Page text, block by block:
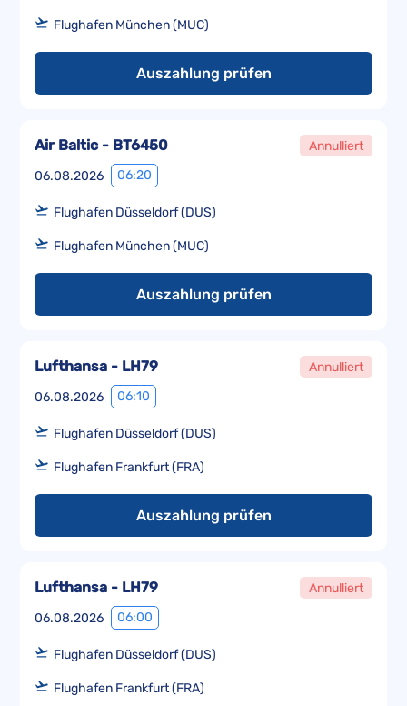
Flughafen München (MUC)
Auszahlung prüfen
06.08.2026 06:20
Air Baltic - BT6450 Annulliert
Flughafen Düsseldorf (DUS)
Flughafen München (MUC)
Auszahlung prüfen
06.08.2026 06:10
Lufthansa - LH79 Annulliert
Flughafen Düsseldorf (DUS)
Flughafen Frankfurt (FRA)
Auszahlung prüfen
06.08.2026 06:00
Lufthansa - LH79 Annulliert
Flughafen Düsseldorf (DUS)
Flughafen Frankfurt (FRA)